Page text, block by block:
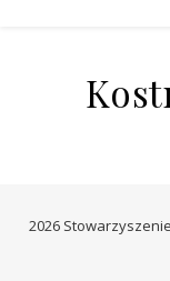
2026